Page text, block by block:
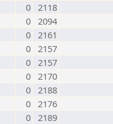
0 2118
0 2094
0 2161
0 2157
0 2157
0 2170
0 2188
0 2176
0 2189